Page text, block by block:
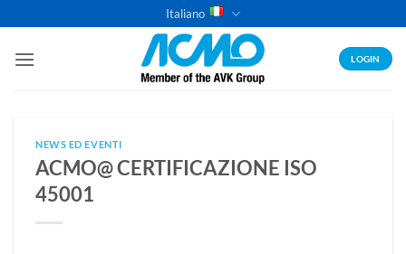
ai
contenuti
Italiano
LOGIN
NEWS ED EVENTI
ACMO@ CERTIFICAZIONE ISO
45001